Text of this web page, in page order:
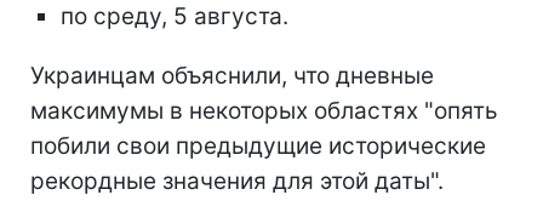
по среду, 5 августа.
Украинцам объяснили, что дневные
максимумы в некоторых областях "опять
побили свои предыдущие исторические
рекордные значения для этой даты".